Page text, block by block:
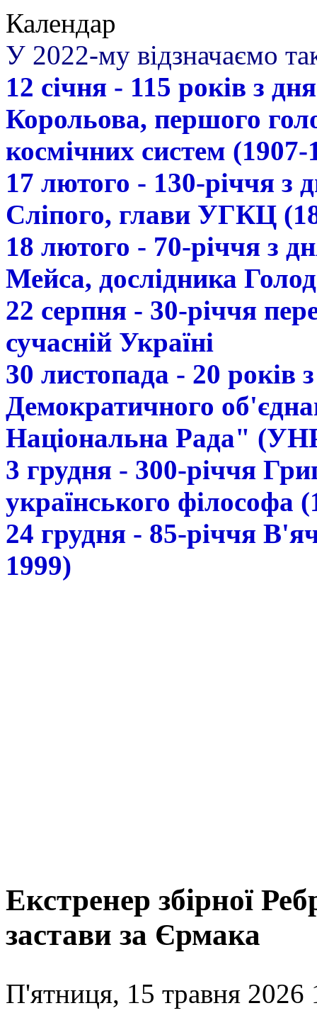
Календар
У 2022-му відзначаємо
12 січня - 115 років з
Корольова, першого
космічних систем (1907-
17 лютого - 130-річчя з
Сліпого, глави УГКЦ
18 лютого - 70-річчя з
Мейса, дослідника
22 серпня - 30-річчя
сучасній Україні
30 листопада - 20 років
Демократичного
Національна Рада"
3 грудня - 300-річчя
українського філософа
24 грудня - 85-річчя
1999)
Екстренер збірної
застави за Єрмака
П'ятниця, 15 травня